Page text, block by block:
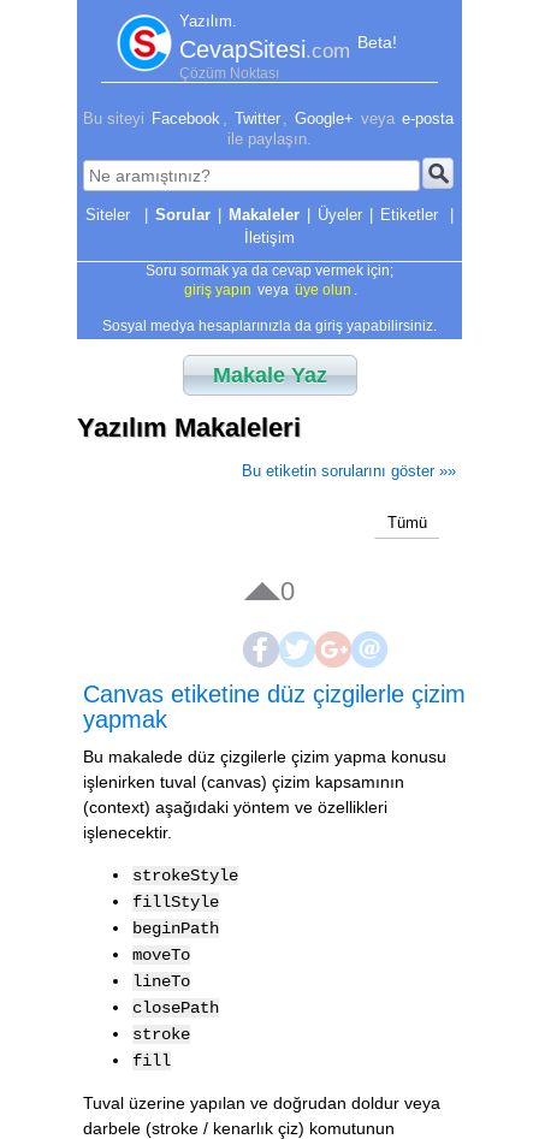
Yazılım.
CevapSitesi.com Beta!
Çözüm Noktası
Bu siteyi Facebook Twitter Google+ veya e-posta
ile paylaşın.
| Sorular | Makaleler | Üyeler | Etiketler
|
İletişim
Soru sormak ya da cevap vermek için;
giriş yapın veya üye olun
Sosyal medya hesaplarınızla da giriş yapabilirsiniz.
Makale Yaz
Yazılım Makaleleri
Bu etiketin sorularını göster »»
Tümü
0
Canvas etiketine düz çizgilerle çizim
yapmak
Bu makalede düz çizgilerle çizim yapma konusu
işlenirken tuval (canvas) çizim kapsamının
(context) aşağıdaki yöntem ve özellikleri
işlenecektir.
strokeStyle
fillStyle
beginPath
moveTo
lineTo
closePath
stroke
fill
Tuval üzerine yapılan ve doğrudan doldur veya
darbele (stroke / kenarlık çiz) komutunun